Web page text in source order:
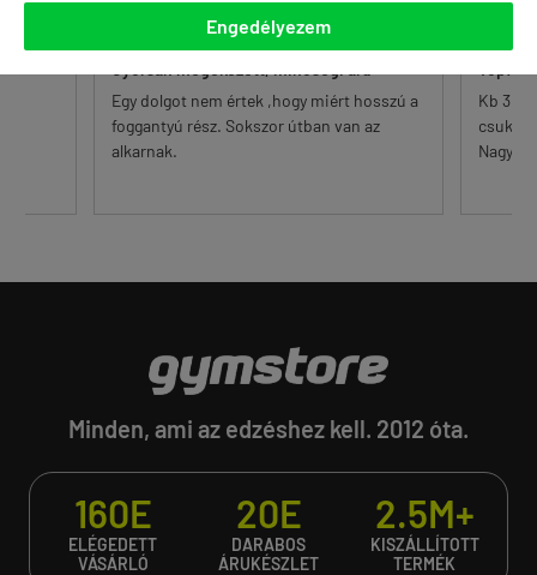
Engedélyezem
Egy dolgot nem értek ,hogy miért hosszú a
foggantyú rész. Sokszor útban van az
alkarnak.
Kb 3
csukló
Minden, ami az edzéshez kell. 2012 óta.
160E
ELÉGEDETT
VÁSÁRLÓ
20E
DARABOS
ÁRUKÉSZLET
2.5M+
KISZÁLLÍTOTT
TERMÉK